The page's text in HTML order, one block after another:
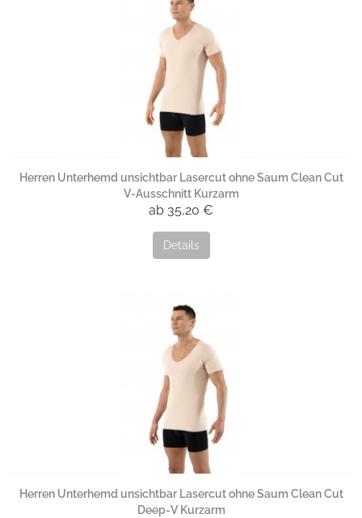
Herren Unterhemd unsichtbar Lasercut ohne Saum Clean Cut
V-Ausschnitt Kurzarm
ab 35,20 €
Details
Herren Unterhemd unsichtbar Lasercut ohne Saum Clean Cut
Deep-V Kurzarm